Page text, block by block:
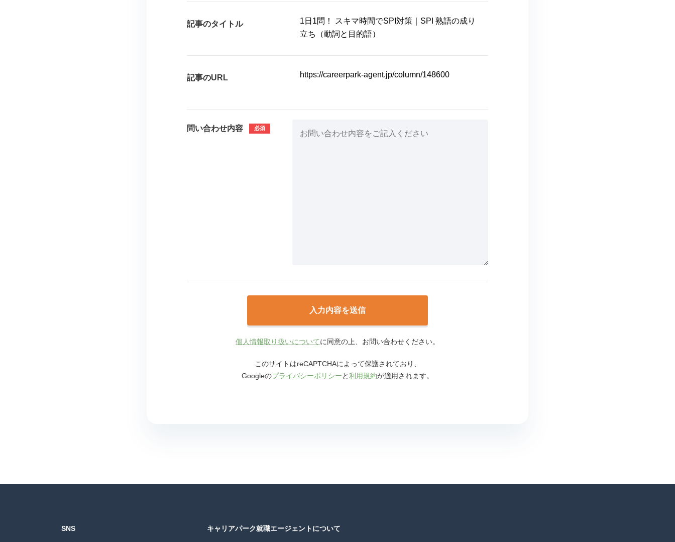
記事のタイトル
記事のURL
問い合わせ内容
個人情報取り扱いについてに同意の上、お問い合わせください。
このサイトはreCAPTCHAによって保護されており、
Googleのプライバシーポリシーと利用規約が適用されます。
SNS キャリアパーク就職エージェントについて